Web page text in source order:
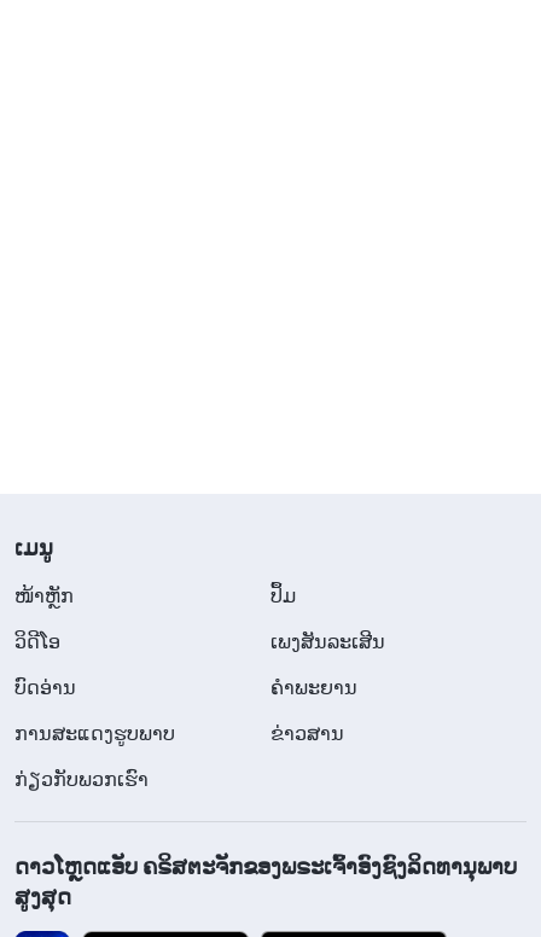
​ເມ​ນູ
​ໜ້າຫຼັກ
ປຶ້ມ
ວິ​ດີ​ໂອ
ເພງສັນລະເສີນ
ບົດອ່ານ
ຄຳພະຍານ
ການສະແດງຮູບພາບ
ຂ່າວສານ
ກ່ຽວກັບພວກເຮົາ
ດາວໂຫຼດແອັບ ຄຣິສຕະຈັກຂອງພຣະເຈົ້າອົງຊົງລິດທານຸພາບ
ສູງສຸດ